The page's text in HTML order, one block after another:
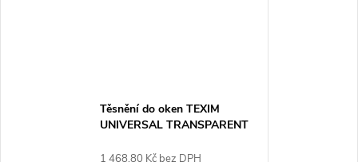
Těsnění do oken TEXIM
UNIVERSAL TRANSPARENT
1 468,80 Kč bez DPH